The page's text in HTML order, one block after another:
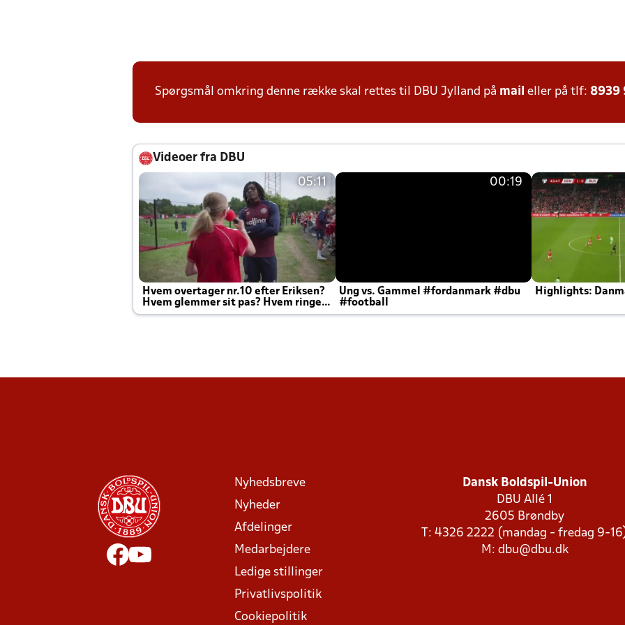
Spørgsmål omkring denne række skal rettes til DBU Jylland på mail eller på tlf: 8939
Videoer fra DBU
05:11
Hvem overtager nr.10 efter Eriksen?
Hvem glemmer sit pas? Hvem ringer
Joachim altid til efter kampe?
00:19
Ung vs. Gammel #fordanmark #dbu
#football
Highlights:
Nyhedsbreve
Nyheder
Afdelinger
Medarbejdere
Ledige stillinger
Privatlivspolitik
Cookiepolitik
Dansk Boldspil-Union
DBU Allé 1
2605 Brøndby
T: 4326 2222 (mandag - fredag 9-
M: dbu@dbu.dk